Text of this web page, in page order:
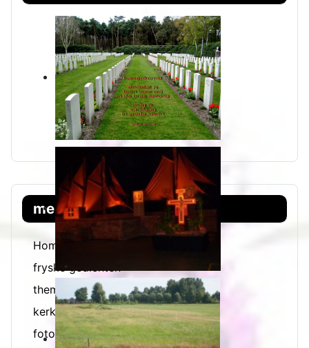
menu
Home
fryske gedichten
thema gedichten
kerkelijke feestdagen
foto s met tekst